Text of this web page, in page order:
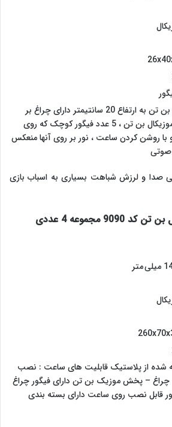
سایر توضیحاتفیگور بن تن به ارتفاع 20 سانتیمتر دارای چراغ بر
روی سینه ، ساعت موزیکال بن تن ، 5 عدد فیگور کوچک که روی
با روشن کردن ساعت ، نور بر روی آنها منعکس
صوتی
صدا و لرزش شباهت بسیاری به اسباب بازی
مجموعه 4 عددی
شده از پلاستیک قابلیت های ساعت : نصب
چراغ – پخش موزیک بن تن دارای فیگور چراغ
2 عدد فیگور قابل نصب روی ساعت دارای بسته بندی